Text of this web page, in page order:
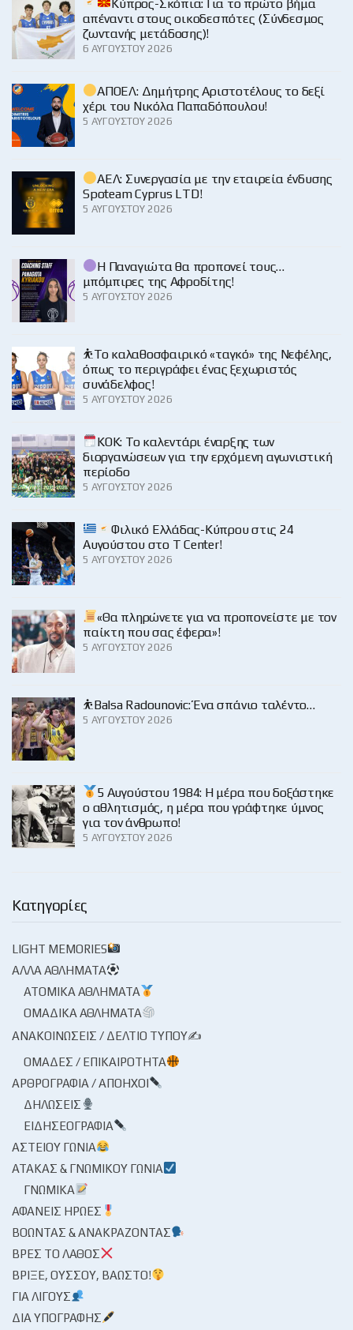
Κύπρος-Σκόπια: Για το πρώτο βήμα
απέναντι στους οικοδεσπότες (Σύνδεσμος
ζωντανής μετάδοσης)!
6 ΑΥΓΟΎΣΤΟΥ 2026
ΑΠΟΕΛ: Δημήτρης Αριστοτέλους το δεξί
χέρι του Νικόλα Παπαδόπουλου!
5 ΑΥΓΟΎΣΤΟΥ 2026
ΑΕΛ: Συνεργασία με την εταιρεία ένδυσης
Spoteam Cyprus LTD!
5 ΑΥΓΟΎΣΤΟΥ 2026
Η Παναγιώτα θα προπονεί τους…
μπόμπιρες της Αφροδίτης!
5 ΑΥΓΟΎΣΤΟΥ 2026
⛹️‍Το καλαθοσφαιρικό «ταγκό» της Νεφέλης,
όπως το περιγράφει ένας ξεχωριστός
συνάδελφος!
5 ΑΥΓΟΎΣΤΟΥ 2026
KOK: Το καλεντάρι έναρξης των
διοργανώσεων για την ερχόμενη αγωνιστική
περίοδο
5 ΑΥΓΟΎΣΤΟΥ 2026
Φιλικό Ελλάδας-Κύπρου στις 24
Αυγούστου στο Τ Center!
5 ΑΥΓΟΎΣΤΟΥ 2026
«Θα πληρώνετε για να προπονείστε με τον
παίκτη που σας έφερα»!
5 ΑΥΓΟΎΣΤΟΥ 2026
⛹️Balsa Radounovic: Ένα σπάνιο ταλέντο…
5 ΑΥΓΟΎΣΤΟΥ 2026
5 Αυγούστου 1984: Η μέρα που δοξάστηκε
ο αθλητισμός, η μέρα που γράφτηκε ύμνος
για τον άνθρωπο!
5 ΑΥΓΟΎΣΤΟΥ 2026
Κατηγορίες
LIGHT MEMORIES
ΆΛΛΑ ΑΘΛΉΜΑΤΑ
ΑΤΟΜΙΚΆ ΑΘΛΉΜΑΤΑ
ΟΜΑΔΙΚΆ ΑΘΛΉΜΑΤΑ
ΑΝΑΚΟΙΝΏΣΕΙΣ / ΔΕΛΤΊΟ ΤΎΠΟΥ✍
ΟΜΆΔΕΣ / ΕΠΙΚΑΙΡΌΤΗΤΑ
ΑΡΘΡΟΓΡΑΦΊΑ / ΑΠΌΗΧΟΙ
ΔΗΛΏΣΕΙΣ
ΕΙΔΗΣΕΟΓΡΑΦΊΑ
ΑΣΤΕΊΟΥ ΓΩΝΊΑ
ΑΤΆΚΑΣ & ΓΝΩΜΙΚΟΎ ΓΩΝΊΑ
ΓΝΩΜΙΚΆ
ΑΦΑΝΕΊΣ ΉΡΩΕΣ
ΒΟΏΝΤΑΣ & ΑΝΑΚΡΆΖΟΝΤΑΣ
ΒΡΕΣ ΤΟ ΛΆΘΟΣ
ΒΡΊΞΕ, ΟΎΣΣΟΥ, ΒΆΩΣΤΟ!
ΓΙΑ ΛΊΓΟΥΣ
ΔΙΑ ΥΠΟΓΡΑΦΉΣ